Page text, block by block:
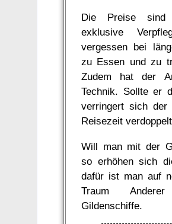
Die Preise
exklusive
vergessen bei
zu Essen und zu
Zudem hat der
Technik. Sollte er
verringert sich
Reisezeit
Will man mit der
so erhöhen sich
dafür ist man auf
Traum
Gildenschiffe.